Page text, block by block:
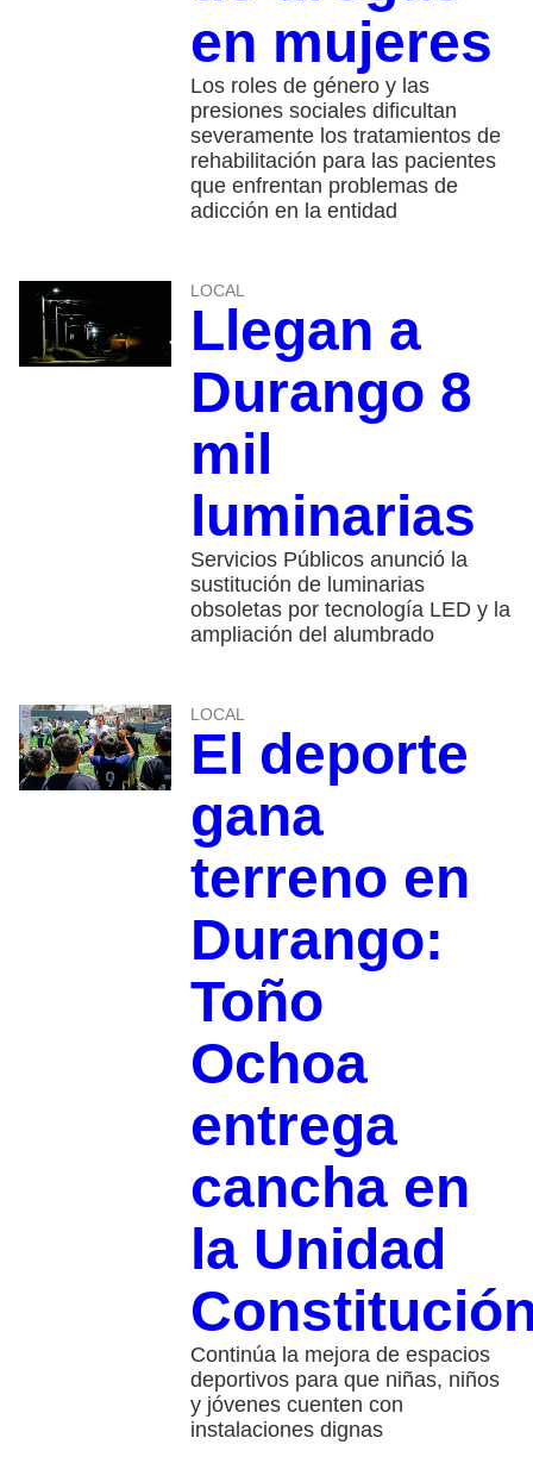
en mujeres
Los roles de género y las
presiones sociales dificultan
severamente los tratamientos de
rehabilitación para las pacientes
que enfrentan problemas de
adicción en la entidad
LOCAL
Llegan a
Durango 8
mil
luminarias
Servicios Públicos anunció la
sustitución de luminarias
obsoletas por tecnología LED y la
ampliación del alumbrado
LOCAL
El deporte
gana
terreno en
Durango:
Toño
Ochoa
entrega
cancha en
la Unidad
Continúa la mejora de espacios
deportivos para que niñas, niños
y jóvenes cuenten con
instalaciones dignas